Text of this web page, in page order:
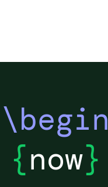
\begin
{now}